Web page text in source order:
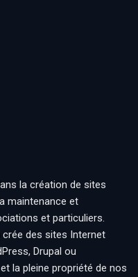
la création de sites
maintenance et
et particuliers.
crée des sites Internet
Drupal ou
la pleine propriété de nos